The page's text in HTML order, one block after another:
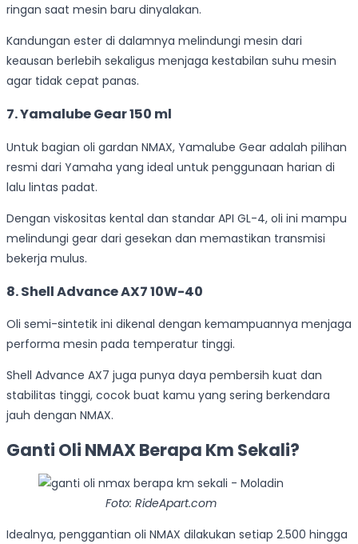
ringan saat mesin baru dinyalakan.
Kandungan ester di dalamnya melindungi mesin dari
keausan berlebih sekaligus menjaga kestabilan suhu mesin
agar tidak cepat panas.
7. Yamalube Gear 150 ml
Untuk bagian oli gardan NMAX, Yamalube Gear adalah pilihan
resmi dari Yamaha yang ideal untuk penggunaan harian di
lalu lintas padat.
Dengan viskositas kental dan standar API GL-4, oli ini mampu
melindungi gear dari gesekan dan memastikan transmisi
bekerja mulus.
8. Shell Advance AX7 10W-40
Oli semi-sintetik ini dikenal dengan kemampuannya menjaga
performa mesin pada temperatur tinggi.
Shell Advance AX7 juga punya daya pembersih kuat dan
stabilitas tinggi, cocok buat kamu yang sering berkendara
jauh dengan NMAX.
Ganti Oli NMAX Berapa Km Sekali?
Foto: RideApart.com
Idealnya, penggantian oli NMAX dilakukan setiap 2.500 hingga